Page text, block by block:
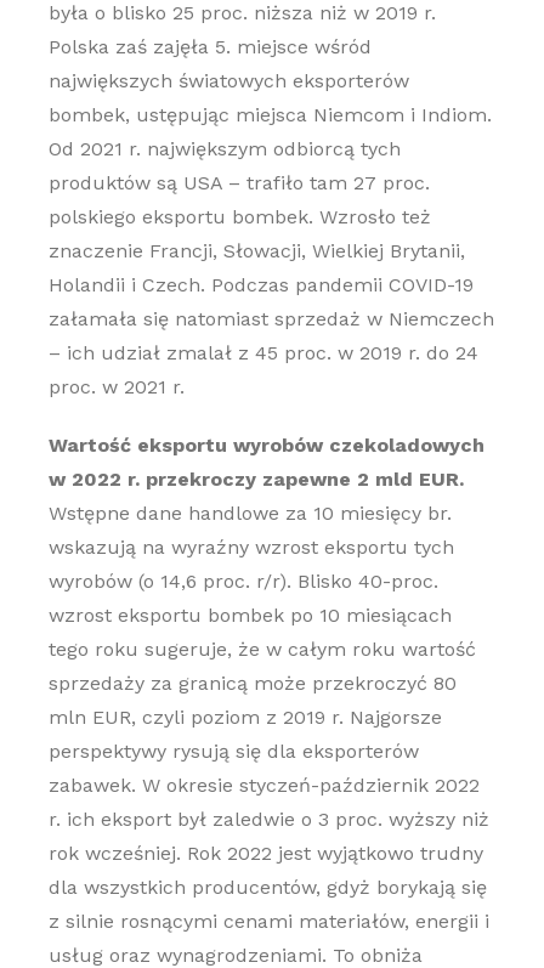
była o blisko 25 proc. niższa niż w 2019 r.
Polska zaś zajęła 5. miejsce wśród
największych światowych eksporterów
bombek, ustępując miejsca Niemcom i Indiom.
Od 2021 r. największym odbiorcą tych
produktów są USA – trafiło tam 27 proc.
polskiego eksportu bombek. Wzrosło też
znaczenie Francji, Słowacji, Wielkiej Brytanii,
Holandii i Czech. Podczas pandemii COVID-19
załamała się natomiast sprzedaż w Niemczech
– ich udział zmalał z 45 proc. w 2019 r. do 24
proc. w 2021 r.
Wartość eksportu wyrobów czekoladowych
w 2022 r. przekroczy zapewne 2 mld EUR.
Wstępne dane handlowe za 10 miesięcy br.
wskazują na wyraźny wzrost eksportu tych
wyrobów (o 14,6 proc. r/r). Blisko 40-proc.
wzrost eksportu bombek po 10 miesiącach
tego roku sugeruje, że w całym roku wartość
sprzedaży za granicą może przekroczyć 80
mln EUR, czyli poziom z 2019 r. Najgorsze
perspektywy rysują się dla eksporterów
zabawek. W okresie styczeń-październik 2022
r. ich eksport był zaledwie o 3 proc. wyższy niż
rok wcześniej. Rok 2022 jest wyjątkowo trudny
dla wszystkich producentów, gdyż borykają się
z silnie rosnącymi cenami materiałów, energii i
usług oraz wynagrodzeniami. To obniża